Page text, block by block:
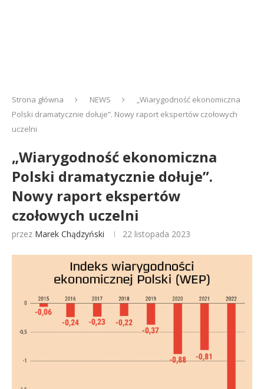
Strona główna NEWS
„Wiarygodność ekonomiczna
Polski dramatycznie dołuje”. Nowy raport ekspertów czołowych
uczelni
„Wiarygodność ekonomiczna
Polski dramatycznie dołuje”.
Nowy raport ekspertów
czołowych uczelni
przez Marek Chądzyński 22 listopada 2023